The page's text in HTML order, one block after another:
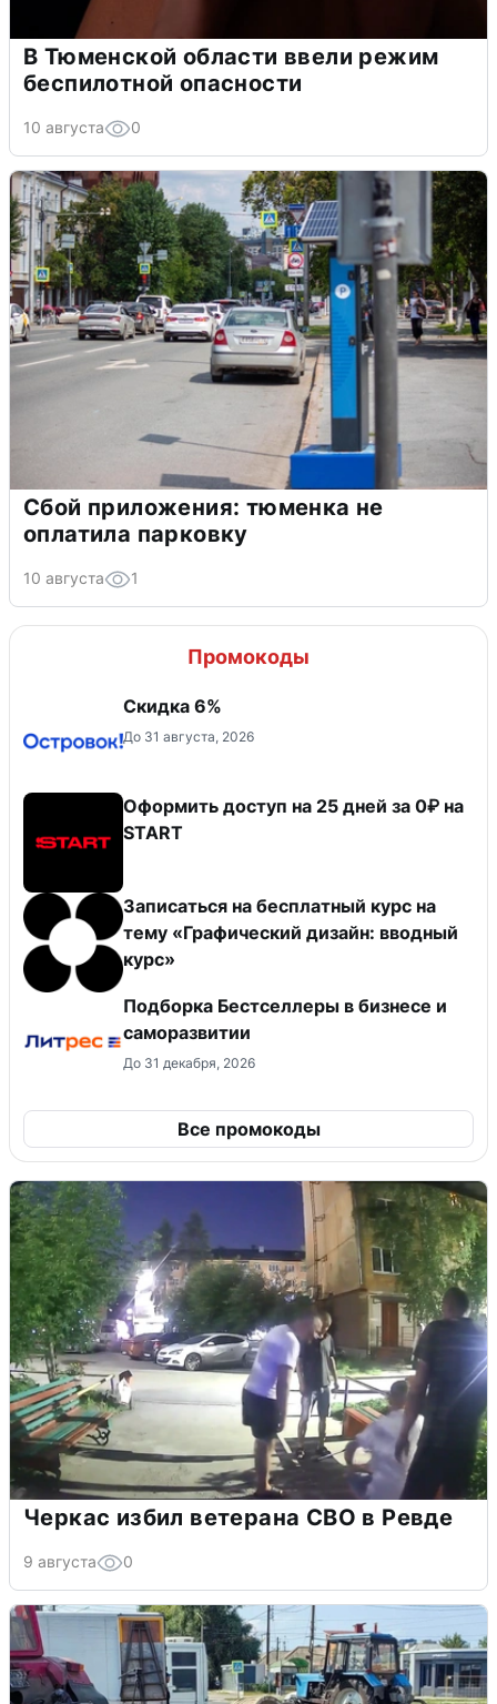
В Тюменской области ввели режим
беспилотной опасности
10 августа 0
Сбой приложения: тюменка не
оплатила парковку
10 августа 1
Промокоды
Скидка 6%
До 31 августа, 2026
Оформить доступ на 25 дней за 0₽ на
START
Записаться на бесплатный курс на
тему «Графический дизайн: вводный
курс»
Подборка Бестселлеры в бизнесе и
саморазвитии
До 31 декабря, 2026
Все промокоды
Черкас избил ветерана СВО в Ревде
9 августа 0